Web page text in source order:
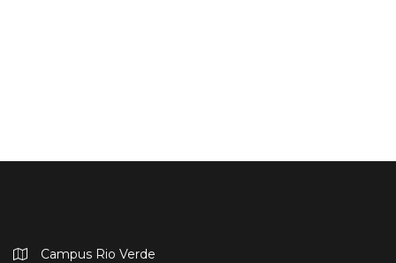
Campus Rio Verde